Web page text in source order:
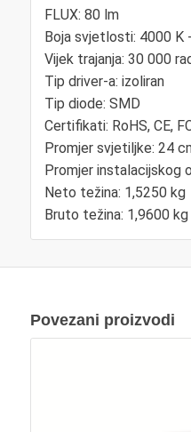
FLUX: 80 lm
Boja svjetlosti: 4000 K
Vijek trajanja: 30 000
Tip driver-a: izoliran
Tip diode: SMD
Certifikati: RoHS, CE,
Promjer svjetiljke: 24
Promjer instalacijskog
Neto težina: 1,5250 kg
Bruto težina: 1,9600 kg
Povezani proizvodi